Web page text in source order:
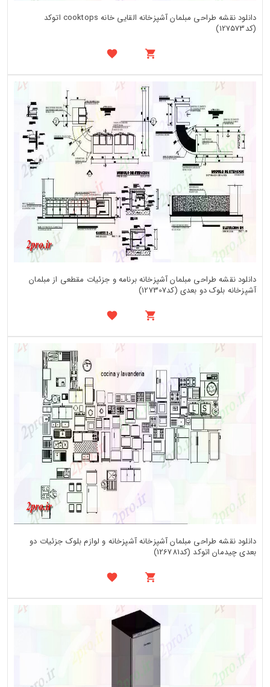
دانلود نقشه طراحی مبلمان آشپزخانه القایی خانه cooktops اتوکد
(کد127573)
دانلود نقشه طراحی مبلمان آشپزخانه برنامه و جزئیات مقطعی از مبلمان
آشپزخانه بلوک دو بعدی (کد127307)
دانلود نقشه طراحی مبلمان آشپزخانه آشپزخانه و لوازم بلوک جزئیات دو
بعدی چیدمان اتوکد (کد126781)